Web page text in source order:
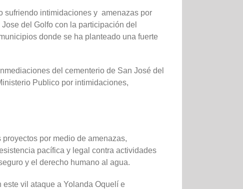
sufriendo intimidaciones y amenazas por
del Golfo con la participación del
donde se ha planteado una fuerte
del cementerio de San José del
Publico por intimidaciones,
por medio de amenazas,
pacífica y legal contra actividades
y el derecho humano al agua.
vil ataque a Yolanda Oquelí e